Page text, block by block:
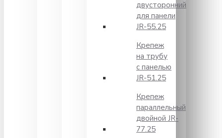
двусторонний
для панели
JR-55.25
Крепеж
на трубу
с панелью
JR-51.25
Крепеж
параллельный
двойной JR-
77.25